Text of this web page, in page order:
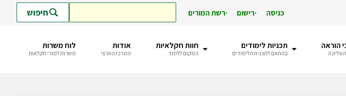
חיפוש כניסה רישום רשת המורים
הוראה תכניות לימודים
בהתאם לתכנית הלימודים
חוות חקלאיות
המקום ללמוד
אודות
המרכז הארצי
לוח משרות
משרות למורי חקלאות